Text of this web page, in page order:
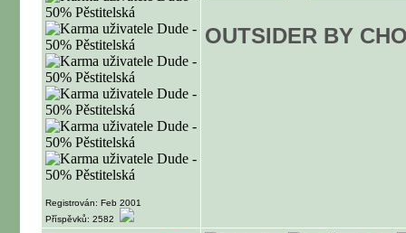
Registrován: Feb 2001
Příspěvků: 2582
OUTSIDER BY